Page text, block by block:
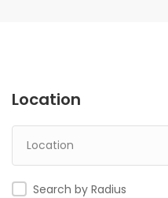
Location
Search by Radius